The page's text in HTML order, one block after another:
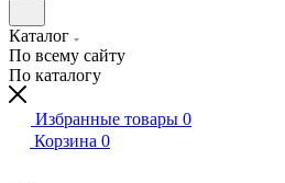
Каталог
По всему сайту
По каталогу
Избранные товары 0
Корзина 0